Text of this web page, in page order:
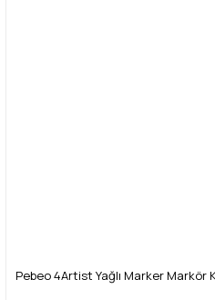
Pebeo 4Artist Yağlı Marker Markör